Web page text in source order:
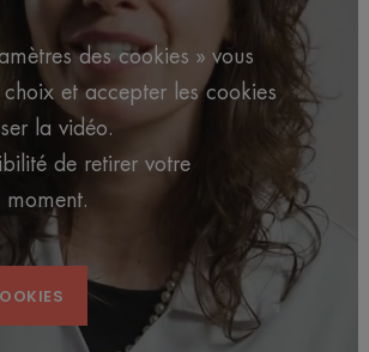
des cookies » vous
et accepter les cookies
la vidéo.
de retirer votre
moment.